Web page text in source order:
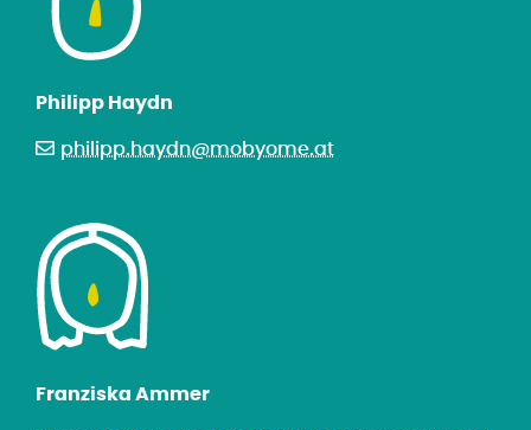
Philipp Haydn
philipp.haydn@mobyome.at
Franziska Ammer